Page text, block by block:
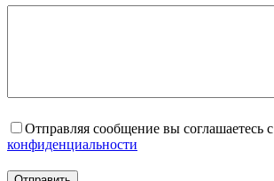
Отправляя сообщение вы соглашаетесь с
конфиденциальности